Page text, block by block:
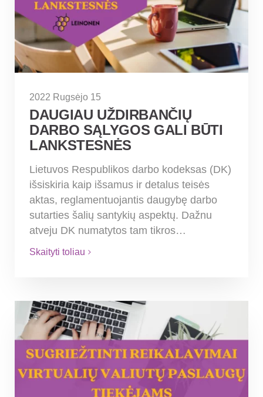
2022 Rugsėjo 15
DAUGIAU UŽDIRBANČIŲ
DARBO SĄLYGOS GALI BŪTI
LANKSTESNĖS
Lietuvos Respublikos darbo kodeksas (DK)
išsiskiria kaip išsamus ir detalus teisės
aktas, reglamentuojantis daugybę darbo
sutarties šalių santykių aspektų. Dažnu
atveju DK numatytos tam tikros…
Skaityti toliau